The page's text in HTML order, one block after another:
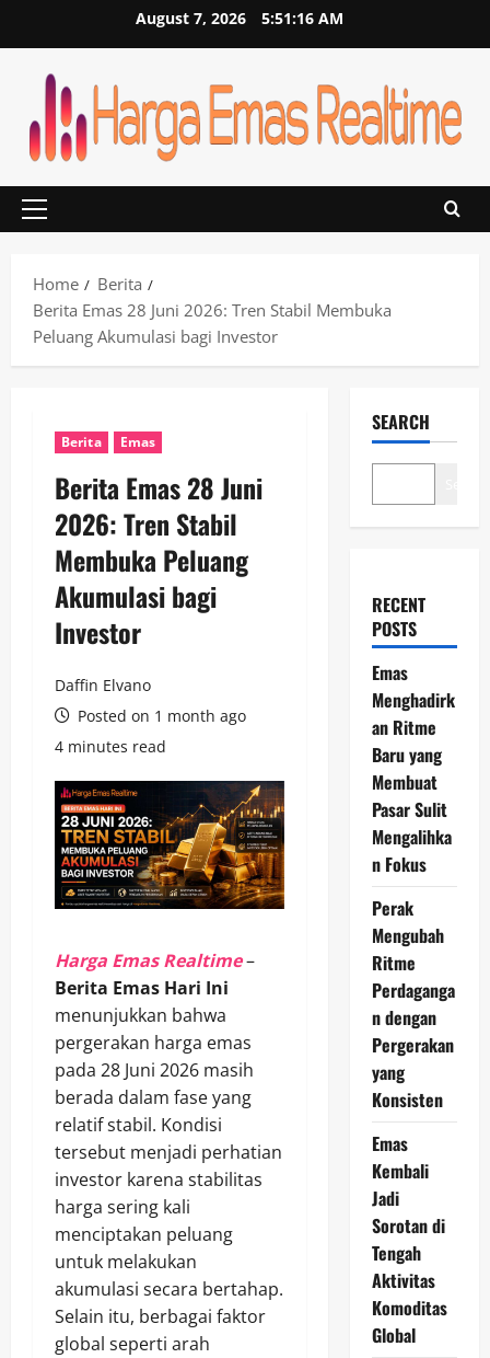
August 7, 2026 5:51:17 AM
Primary
Home
Berita
Berita Emas 28 Juni 2026: Tren Stabil Membuka
Peluang Akumulasi bagi Investor
Berita Emas
Berita Emas 28 Juni
2026: Tren Stabil
Membuka Peluang
Akumulasi bagi
Investor
Daffin Elvano
Posted on 1 month ago
4 minutes read
Harga Emas Realtime–
Berita Emas Hari Ini
menunjukkan bahwa
pergerakan harga emas
pada 28 Juni 2026 masih
berada dalam fase yang
relatif stabil. Kondisi
tersebut menjadi perhatian
investor karena stabilitas
harga sering kali
menciptakan peluang
untuk melakukan
akumulasi secara bertahap.
Selain itu, berbagai faktor
global seperti arah
SEARCH
RECENT
POSTS
Emas
Menghadirk
an Ritme
Baru yang
Membuat
Pasar Sulit
Mengalihka
n Fokus
Perak
Mengubah
Ritme
Perdaganga
n dengan
Pergerakan
yang
Konsisten
Emas
Kembali
Jadi
Sorotan di
Tengah
Aktivitas
Komoditas
Global